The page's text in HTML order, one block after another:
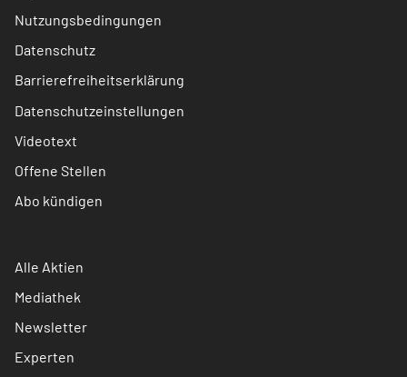
Nutzungsbedingungen
Datenschutz
Barrierefreiheitserklärung
Datenschutzeinstellungen
Videotext
Offene Stellen
Abo kündigen
Alle Aktien
Mediathek
Newsletter
Experten